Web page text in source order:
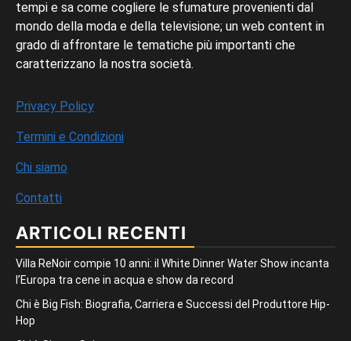
tempi e sa come cogliere le sfumature provenienti dal
mondo della moda e della televisione; un web content in
grado di affrontare le tematiche più importanti che
caratterizzano la nostra società.
Privacy Policy
Termini e Condizioni
Chi siamo
Contatti
ARTICOLI RECENTI
Villa ReNoir compie 10 anni: il White Dinner Water Show incanta
l’Europa tra cene in acqua e show da record
Chi è Big Fish: Biografia, Carriera e Successi del Produttore Hip-
Hop